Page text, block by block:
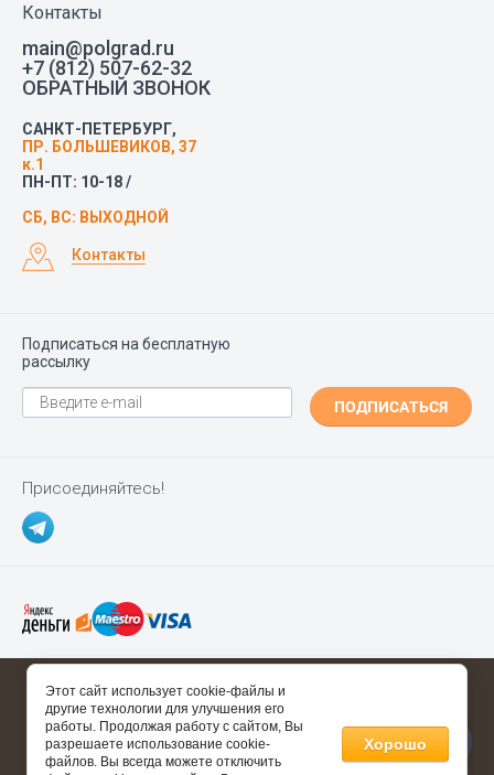
Контакты
main@polgrad.ru
+7 (812) 507-62-32
ОБРАТНЫЙ ЗВОНОК
САНКТ-ПЕТЕРБУРГ,
ПР. БОЛЬШЕВИКОВ, 37
к.1
ПН-ПТ: 10-18 /
СБ, ВС: ВЫХОДНОЙ
Контакты
Подписаться на бесплатную
рассылку
ПОДПИСАТЬСЯ
Присоединяйтесь!
Copyright ©Polgrad.ru2014 - 2026
Полезные ссылки
Информация о товаре носит справочный характер и не
Этот сайт использует cookie-файлы и
другие технологии для улучшения его
работы. Продолжая работу с сайтом, Вы
разрешаете использование cookie-
файлов. Вы всегда можете отключить
Хорошо